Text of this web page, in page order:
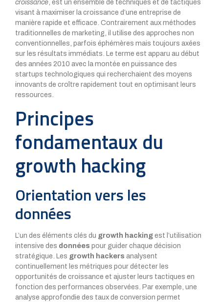
croissance , est un ensemble de techniques et de tactiques
visant à maximiser la croissance d’une entreprise de
manière rapide et efficace. Contrairement aux méthodes
traditionnelles de marketing, il utilise des approches non
conventionnelles, parfois éphémères mais toujours axées
sur les résultats immédiats. Le terme est apparu au début
des années 2010 avec la montée en puissance des
startups technologiques qui recherchaient des moyens
innovants de croître rapidement tout en optimisant leurs
ressources.
Principes
fondamentaux du
growth hacking
Orientation vers les
données
L’un des éléments clés du growth hackingest l’utilisation
intensive des données pour guider chaque décision
stratégique. Les growth hackers analysent
continuellement les métriques pour détecter les
opportunités de croissance et ajuster leurs tactiques en
fonction des performances observées. Par exemple, une
analyse approfondie des taux de conversion permet